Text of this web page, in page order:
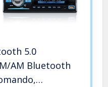
5.0
AM Bluetooth